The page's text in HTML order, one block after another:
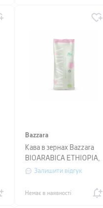
Bazzara
Кава в зернах Bazzara
BIOARABICA ETHIOPIA,
250 г, вакуумний пакет,
Залишити відгук
Немає в наявності